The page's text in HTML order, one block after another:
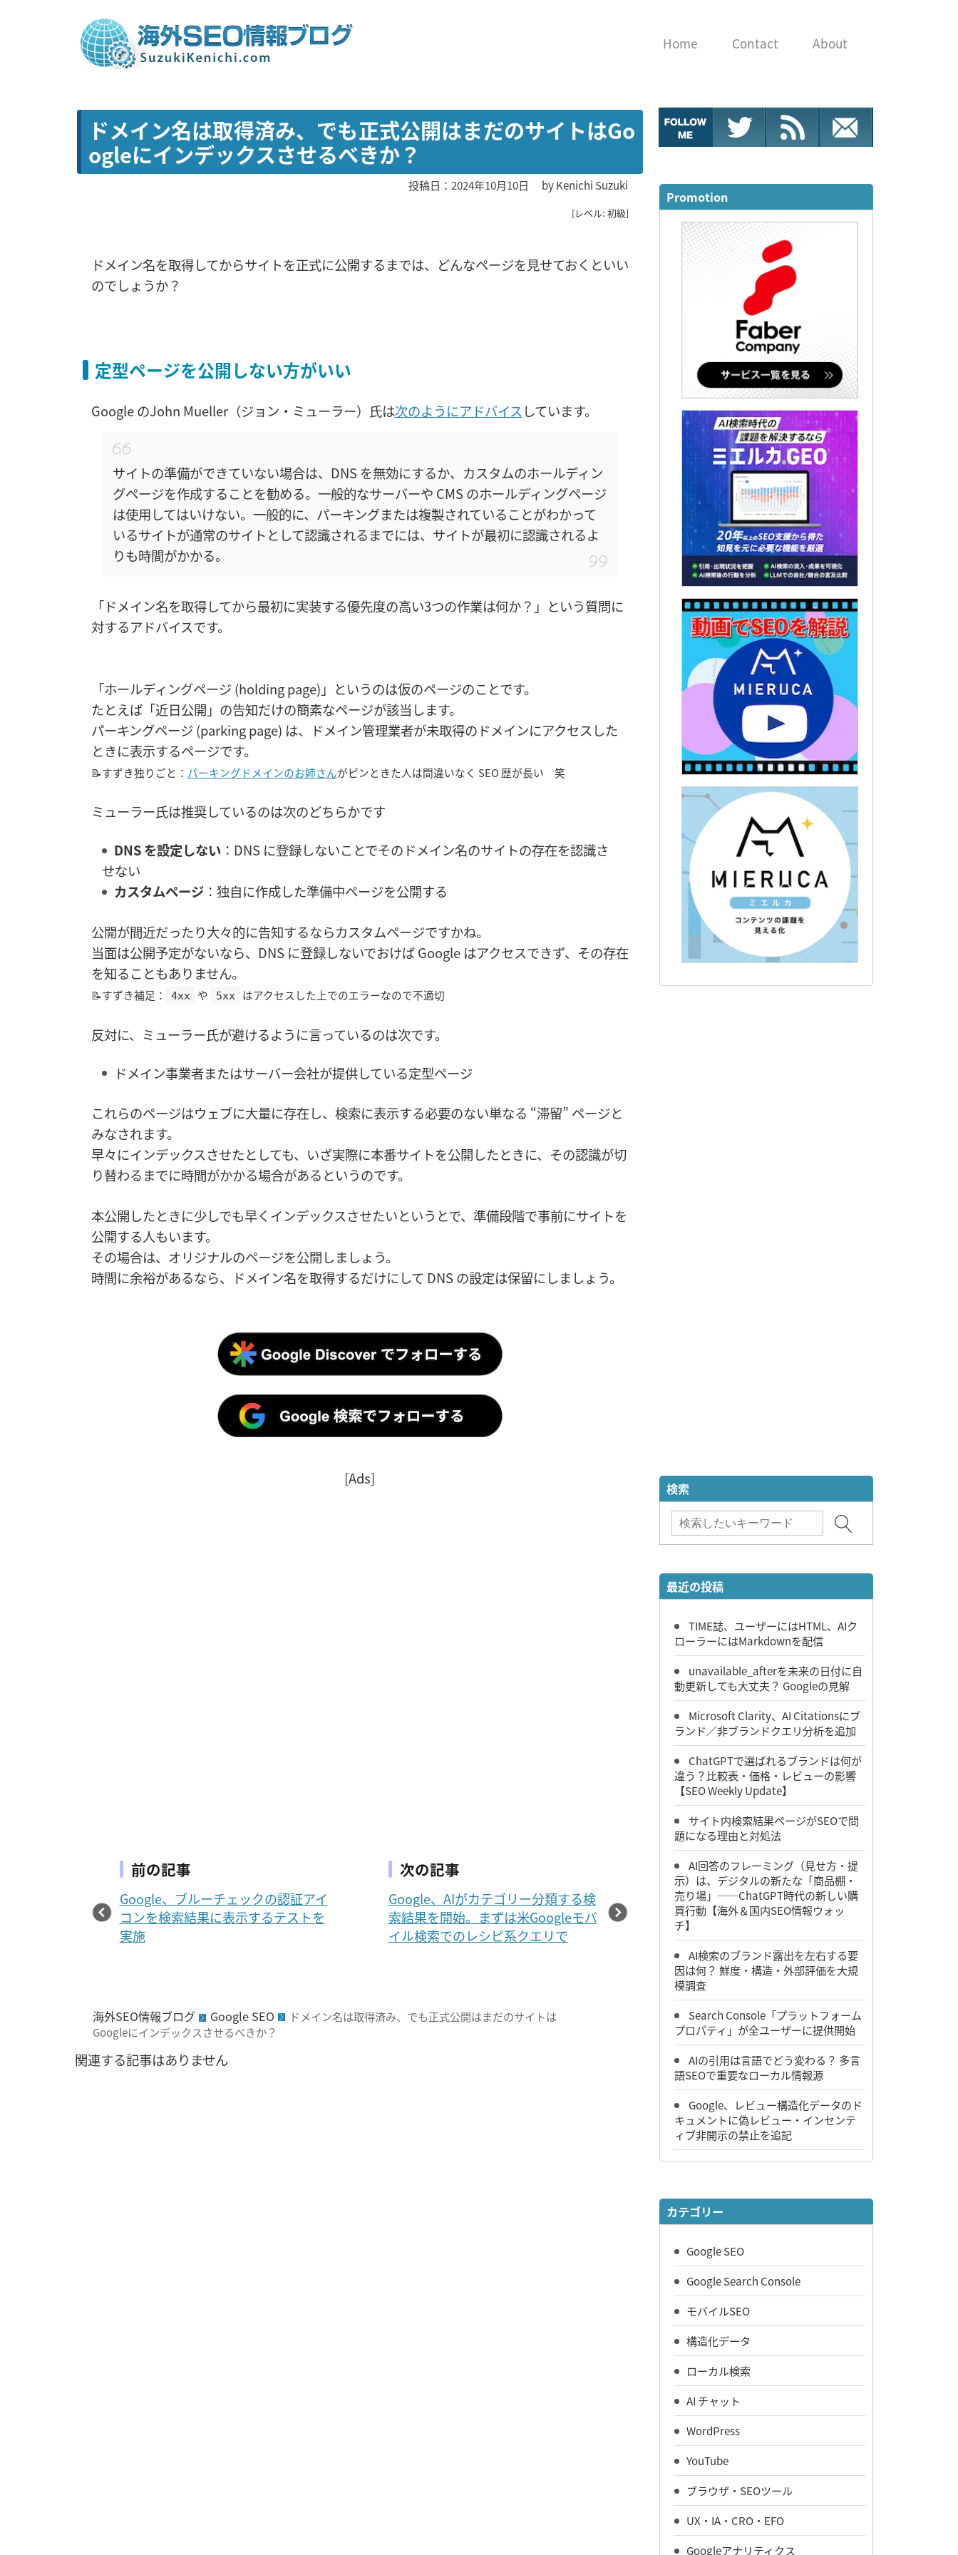
Home Contact About
ドメイン名は取得済み、でも正式公開はまだのサイトはGo
ogleにインデックスさせるべきか？
投稿日：2024年10月10日 byKenichi Suzuki
[レベル: 初級]
ドメイン名を取得してからサイトを正式に公開するまでは、どんなページを見せておくといい
のでしょうか？
定型ページを公開しない方がいい
Google のJohn Mueller（ジョン・ミューラー）氏は次のようにアドバイスしています。
サイトの準備ができていない場合は、DNS を無効にするか、カスタムのホールディン
グページを作成することを勧める。一般的なサーバーや CMS のホールディングページ
は使用してはいけない。一般的に、パーキングまたは複製されていることがわかって
いるサイトが通常のサイトとして認識されるまでには、サイトが最初に認識されるよ
りも時間がかかる。
「ドメイン名を取得してから最初に実装する優先度の高い3つの作業は何か？」という質問に
対するアドバイスです。
「ホールディングページ (holding page)」というのは仮のページのことです。
たとえば「近日公開」の告知だけの簡素なページが該当します。
パーキングページ (parking page) は、ドメイン管理業者が未取得のドメインにアクセスした
ときに表示するページです。
📝すずき独りごと： パーキングドメインのお姉さんがピンときた人は間違いなく SEO 歴が長い 笑
ミューラー氏は推奨しているのは次のどちらかです
DNS を設定しない：DNS に登録しないことでそのドメイン名のサイトの存在を認識さ
せない
カスタムページ：独自に作成した準備中ページを公開する
公開が間近だったり大々的に告知するならカスタムページですかね。
当面は公開予定がないなら、DNS に登録しないでおけば Google はアクセスできず、その存在
を知ることもありません。
📝すずき補足： 4xx や 5xx はアクセスした上でのエラーなので不適切
反対に、ミューラー氏が避けるように言っているのは次です。
ドメイン事業者またはサーバー会社が提供している定型ページ
これらのページはウェブに大量に存在し、検索に表示する必要のない単なる “滞留” ページと
みなされます。
早々にインデックスさせたとしても、いざ実際に本番サイトを公開したときに、その認識が切
り替わるまでに時間がかかる場合があるというのです。
本公開したときに少しでも早くインデックスさせたいというとで、準備段階で事前にサイトを
公開する人もいます。
その場合は、オリジナルのページを公開しましょう。
時間に余裕があるなら、ドメイン名を取得するだけにして DNS の設定は保留にしましょう。
[Ads]
前の記事
Google、ブルーチェックの認証アイ
コンを検索結果に表示するテストを
実施
次の記事
Google、AIがカテゴリー分類する検
索結果を開始。まずは米Googleモバ
イル検索でのレシピ系クエリで
海外SEO情報ブログ Google SEO
ドメイン名は取得済み、でも正式公開はまだのサイトは
Googleにインデックスさせるべきか？
関連する記事はありません
Promotion
検索
最近の投稿
TIME誌、ユーザーにはHTML、AIク
ローラーにはMarkdownを配信
unavailable_afterを未来の日付に自
動更新しても大丈夫？ Googleの見解
Microsoft Clarity、AI Citationsにブ
ランド／非ブランドクエリ分析を追加
ChatGPTで選ばれるブランドは何が
違う？比較表・価格・レビューの影響
【SEO Weekly Update】
サイト内検索結果ページがSEOで問
題になる理由と対処法
AI回答のフレーミング（見せ方・提
示）は、デジタルの新たな「商品棚・
売り場」――ChatGPT時代の新しい購
買行動【海外＆国内SEO情報ウォッ
チ】
AI検索のブランド露出を左右する要
因は何？ 鮮度・構造・外部評価を大規
模調査
Search Console「プラットフォーム
プロパティ」が全ユーザーに提供開始
AIの引用は言語でどう変わる？ 多言
語SEOで重要なローカル情報源
Google、レビュー構造化データのド
キュメントに偽レビュー・インセンテ
ィブ非開示の禁止を追記
カテゴリー
Google SEO
Google Search Console
モバイルSEO
構造化データ
ローカル検索
AI チャット
WordPress
YouTube
ブラウザ・SEOツール
UX・IA・CRO・EFO
Googleアナリティクス